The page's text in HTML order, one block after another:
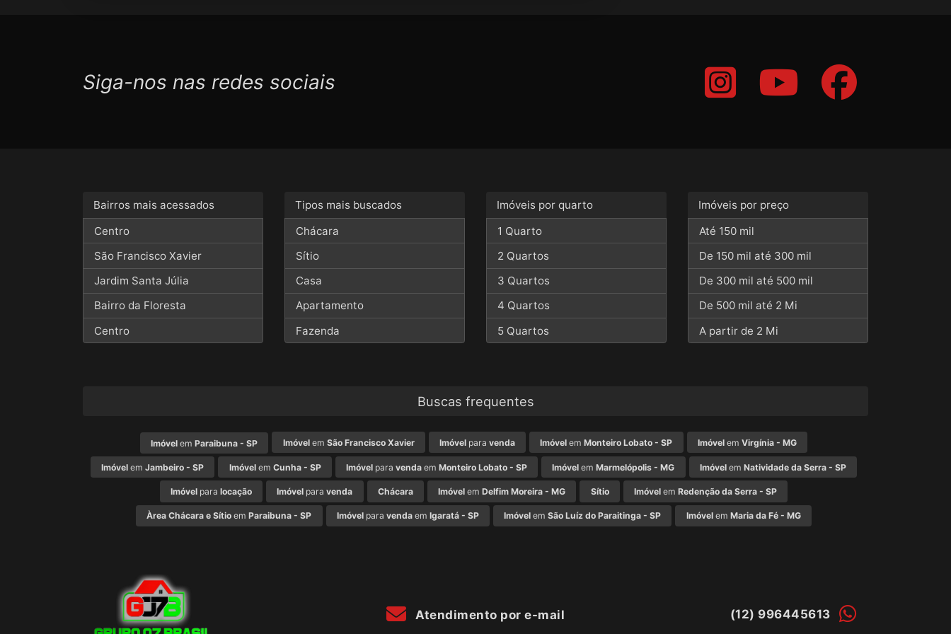
Siga-nos nas redes sociais
Bairros mais acessados
Centro
São Francisco Xavier
Jardim Santa Júlia
Bairro da Floresta
Centro
Tipos mais buscados
Chácara
Sítio
Casa
Apartamento
Fazenda
Imóveis por quarto
1 Quarto
2 Quartos
3 Quartos
4 Quartos
5 Quartos
Imóveis por preço
Até 150 mil
De 150 mil até 300 mil
De 300 mil até 500 mil
De 500 mil até 2 Mi
A partir de 2 Mi
Buscas frequentes
Imóvel emParaibuna - SP Imóvelem São Francisco Xavier Imóvel para venda Imóvel emMonteiro Lobato - SP Imóvelem Virgínia - MG
Imóvel emJambeiro - SP Imóvelem Cunha - SP Imóvel para venda em Monteiro Lobato - SP Imóvel emMarmelópolis - MG Imóvelem Natividade da Serra - SP
Imóvel paralocação Imóvel paravenda Chácara Imóvel emDelfim Moreira - MG Sítio Imóvelem Redenção da Serra - SP
Àrea Chácara e Sítio emParaibuna - SP Imóvelpara vendaem Igaratá - SP Imóvel emSão Luíz do Paraitinga - SP Imóvelem Maria da Fé - MG
Atendimento por e-mail (12) 996445613